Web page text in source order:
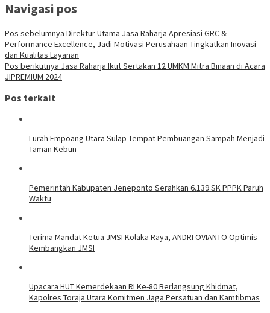
Navigasi pos
Pos sebelumnya Direktur Utama Jasa Raharja Apresiasi GRC &
Performance Excellence, Jadi Motivasi Perusahaan Tingkatkan Inovasi
dan Kualitas Layanan
Pos berikutnya Jasa Raharja Ikut Sertakan 12 UMKM Mitra Binaan di Acara
JIPREMIUM 2024
Pos terkait
Lurah Empoang Utara Sulap Tempat Pembuangan Sampah Menjadi
Taman Kebun
Pemerintah Kabupaten Jeneponto Serahkan 6.139 SK PPPK Paruh
Waktu
Terima Mandat Ketua JMSI Kolaka Raya, ANDRI OVIANTO Optimis
Kembangkan JMSI
Upacara HUT Kemerdekaan RI Ke-80 Berlangsung Khidmat,
Kapolres Toraja Utara Komitmen Jaga Persatuan dan Kamtibmas